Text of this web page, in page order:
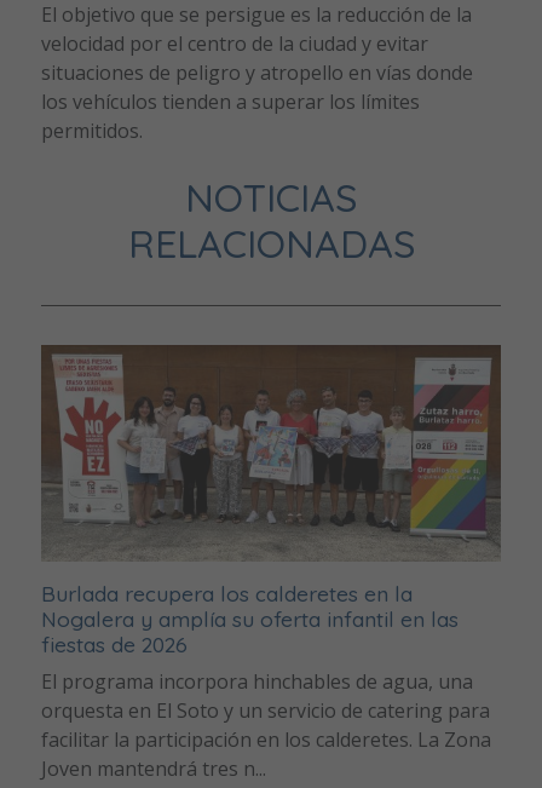
El objetivo que se persigue es la reducción de la
velocidad por el centro de la ciudad y evitar
situaciones de peligro y atropello en vías donde
los vehículos tienden a superar los límites
permitidos.
NOTICIAS
RELACIONADAS
Burlada recupera los calderetes en la
Nogalera y amplía su oferta infantil en las
fiestas de 2026
El programa incorpora hinchables de agua, una
orquesta en El Soto y un servicio de catering para
facilitar la participación en los calderetes. La Zona
Joven mantendrá tres n...